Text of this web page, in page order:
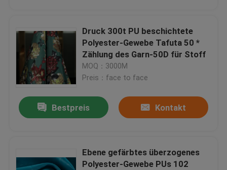
Druck 300t PU beschichtete
Polyester-Gewebe Tafuta 50 *
Zählung des Garn-50D für Stoff
MOQ：3000M
Preis：face to face
Bestpreis Kontakt
Ebene gefärbtes überzogenes
Polyester-Gewebe PUs 102